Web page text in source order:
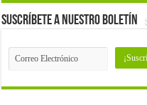
Suscríbete a nuestro Boletín